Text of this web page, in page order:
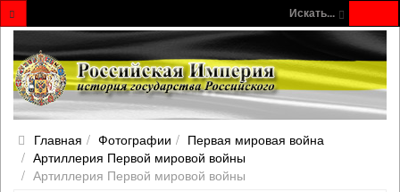
Искать...
Главная Фотографии
Первая мировая война
Артиллерия Первой мировой войны
Артиллерия Первой мировой войны